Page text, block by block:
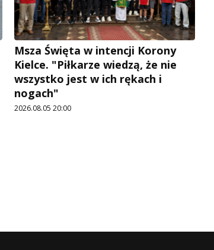
Msza Święta w intencji Korony
Kielce. "Piłkarze wiedzą, że nie
wszystko jest w ich rękach i
nogach"
2026.08.05 20:00